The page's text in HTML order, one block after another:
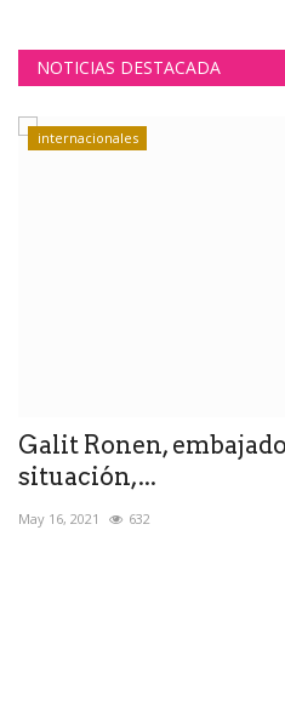
NOTICIAS DESTACADA
internacionales
Galit Ronen,
situación,...
May 16, 2021 632